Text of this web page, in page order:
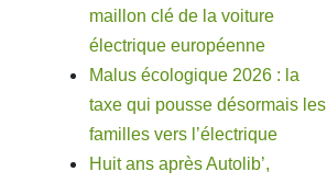
maillon clé de la voiture
électrique européenne
Malus écologique 2026 : la
taxe qui pousse désormais les
familles vers l’électrique
Huit ans après Autolib’,